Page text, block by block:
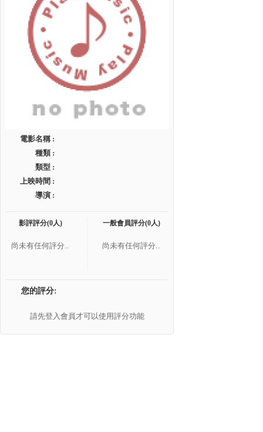
電影名稱 :
種類 :
類型 :
上映時間 :
導演 :
影評評分(0人)
尚未有任何評分..
一般會員評分(0人)
尚未有任何評分..
您的評分:
請先登入會員才可以使用評分功能